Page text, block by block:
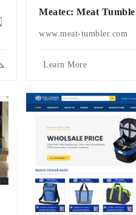
Meatec: Meat
www.meat-tumbler.com
Learn More